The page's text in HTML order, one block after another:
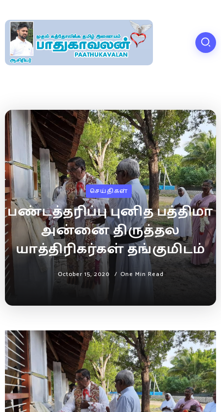
செய்திகள்
பண்டத்தரிப்பு புனித பத்திமா
அன்னை திருத்தல
யாத்திரிகர்கள் தங்குமிடம்
October 15, 2020 One Min Read